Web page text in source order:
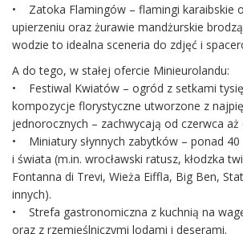
• Zatoka Flamingów – flamingi karaibskie
upierzeniu oraz żurawie mandżurskie
wodzie to idealna sceneria do zdjęć i
A do tego, w stałej ofercie Minieurolandu:
• Festiwal Kwiatów – ogród z setkami
kompozycje florystyczne utworzone z
jednorocznych – zachwycają od czerwca
• Miniatury słynnych zabytków – ponad 40
i świata (m.in. wrocławski ratusz, kłodzka
Fontanna di Trevi, Wieża Eiffla, Big Ben,
innych).
• Strefa gastronomiczna z kuchnią na
oraz z rzemieślniczymi lodami i deserami.